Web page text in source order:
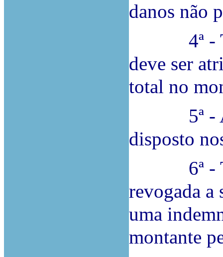
danos não
4ª - Tal
deve ser
total no
5ª - A
disposto
6ª -
revogada a
uma
montante